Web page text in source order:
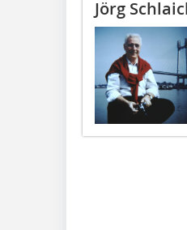
Jörg